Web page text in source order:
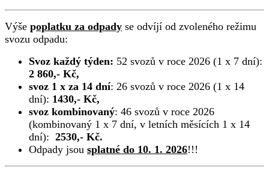
Výše poplatku za odpady se odvíjí od zvoleného režimu
svozu odpadu:
Svoz každý týden: 52 svozů v roce 2026 (1 x 7 dní):
2 860,- Kč,
svoz 1 x za 14 dní: 26 svozů v roce 2026 (1 x 14
dní): 1430,- Kč,
svoz kombinovaný: 46 svozů v roce 2026
(kombinovaný 1 x 7 dní, v letních měsících 1 x 14
dní): 2530,- Kč.
Odpady jsou splatné do 10. 1. 2026!!!